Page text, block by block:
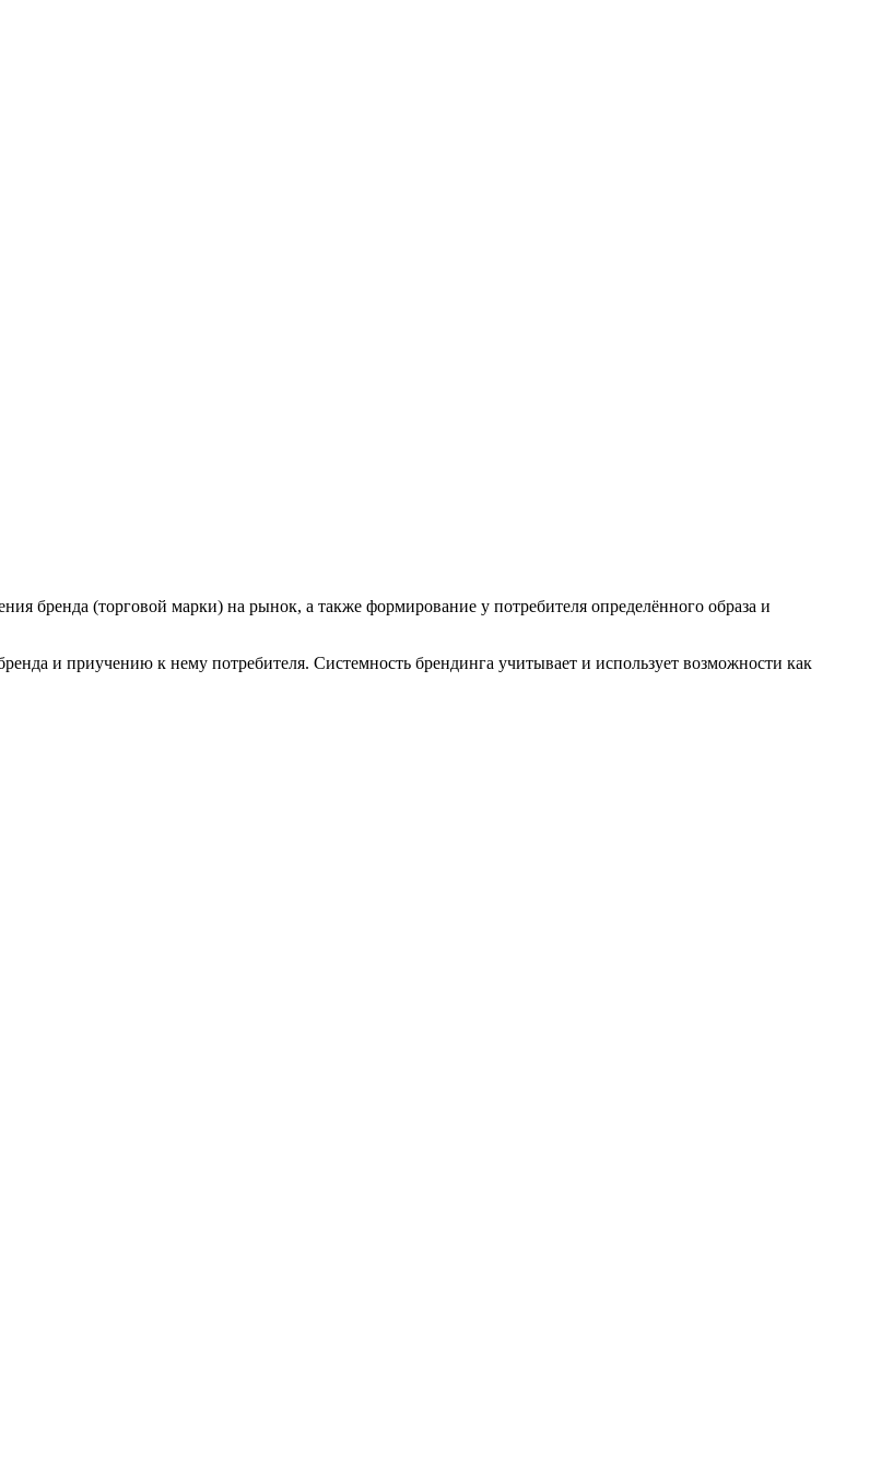
бренда (торговой марки) на рынок, а также формирование у потребителя определённого образа и
и приучению к нему потребителя. Системность брендинга учитывает и использует возможности как